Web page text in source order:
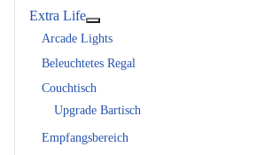
Extra Life
Arcade Lights
Beleuchtetes Regal
Couchtisch
Upgrade Bartisch
Empfangsbereich